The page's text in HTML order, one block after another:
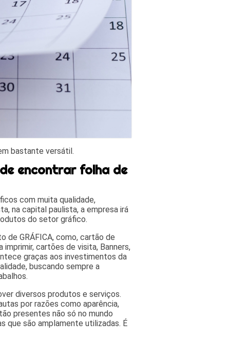
bastante versátil.
encontrar folha de
com muita qualidade,
na capital paulista, a empresa irá
do setor gráfico.
de GRÁFICA, como, cartão de
cartões de visita, Banners,
graças aos investimentos da
buscando sempre a
diversos produtos e serviços.
por razões como aparência,
presentes não só no mundo
que são amplamente utilizadas. É